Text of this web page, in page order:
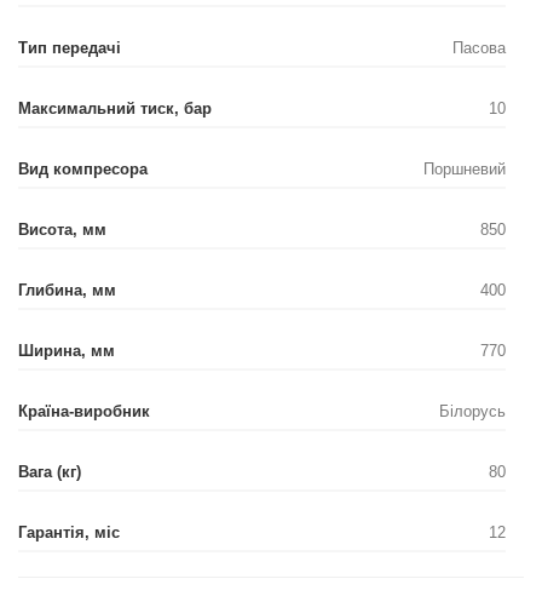
Тип передачі Пасова
Максимальний тиск, бар 10
Вид компресора Поршневий
Висота, мм 850
Глибина, мм 400
Ширина, мм 770
Країна-виробник Білорусь
Вага (кг) 80
Гарантія, міс 12